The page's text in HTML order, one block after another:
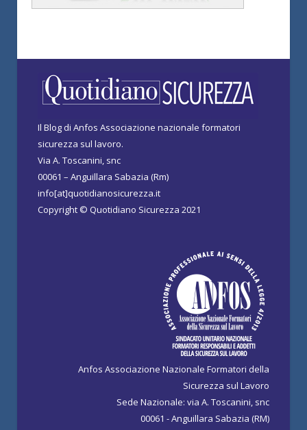
Il Blog di Anfos Associazione nazionale formatori
sicurezza sul lavoro.
Via A. Toscanini, snc
00061 – Anguillara Sabazia (Rm)
info[at]quotidianosicurezza.it
Copyright © Quotidiano Sicurezza 2021
Anfos Associazione Nazionale Formatori della
Sicurezza sul Lavoro
Sede Nazionale: via A. Toscanini, snc
00061 - Anguillara Sabazia (RM)